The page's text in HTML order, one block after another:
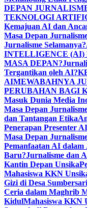
DEPAN
TEKNOLOGI
Kemajuan AI dan
Masa Depan
Jurnalisme Selamanya?
INTELLIGENCE (AI)
MASA DEPAN?
Tergantikan oleh AI?
AIMEWABAHNYA
PERUBAHAN BAGI
Masuk Dunia Media
Masa Depan
dan Tantangan Etika
Penerapan Presenter
Masa Depan
Pemanfaatan AI dalam
Baru?Jurnalisme dan
Kantin Depan Unsika
Mahasiswa KKN
Gizi di Desa Sumbersari
Ceria dalam Maghrib
KidulMahasiswa KKN